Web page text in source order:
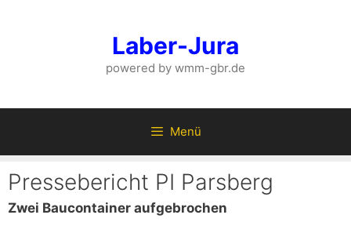
Laber-Jura
powered by wmm-gbr.de
Menü
Pressebericht PI Parsberg
Zwei Baucontainer aufgebrochen